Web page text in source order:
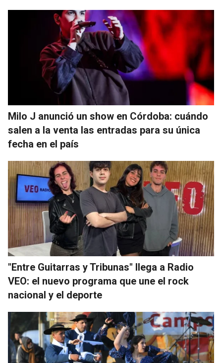
Milo J anunció un show en Córdoba: cuándo
salen a la venta las entradas para su única
fecha en el país
"Entre Guitarras y Tribunas" llega a Radio
VEO: el nuevo programa que une el rock
nacional y el deporte